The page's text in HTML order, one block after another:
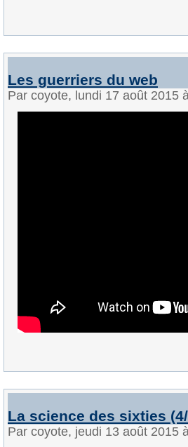
Les guerriers du web
Par coyote, lundi 17 août 2015
La science des sixties
Par coyote, jeudi 13 août 2015